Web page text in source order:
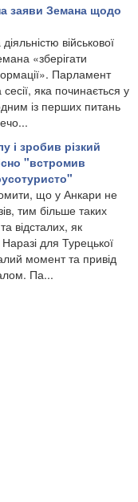
заяви Земана щодо
військової
«зберігати
Парламент
яка починається у
із перших питань
і зробив різкий
"встромив
що у Анкари не
тим більше таких
відсталих, як
для Турецької
момент та привід
Па...